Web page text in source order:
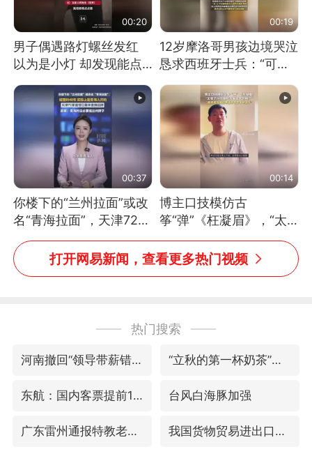
00:20
男子偶遇路灯螺丝发红
以为是小灯 却发现能点
燃香烟 当事人：已报警
处理
00:19
12岁摩洛哥男孩边境哭泣
恳求西班牙士兵：“可不
可以不要把我遣返回国”
00:37
你楼下的“兰州拉面”或改
名“青海拉面”，天津72家
面馆已集体更换招牌
00:14
博主口技模仿古
筝“弹”《枉凝眉》，“太
像了～你是吃古筝长大的
吗？”“或将成为首位考级
不带古筝的选手。”（来
打开网易新闻，查看更多热门视频
热门搜索
河南撤回“领导带薪错峰休假”通知 “立秋的第一杯奶茶”又爆单了
东航：国内客票提前14天免费退改 台风白海豚加强
广东雷州通报特教老师招聘违规事件 我国货物贸易进出口超30万亿元